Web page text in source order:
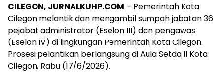
CILEGON, JURNALKUHP.COM – Pemerintah Kota
Cilegon melantik dan mengambil sumpah jabatan 36
pejabat administrator (Eselon III) dan pengawas
(Eselon IV) di lingkungan Pemerintah Kota Cilegon.
Prosesi pelantikan berlangsung di Aula Setda II Kota
Cilegon, Rabu (17/6/2026).